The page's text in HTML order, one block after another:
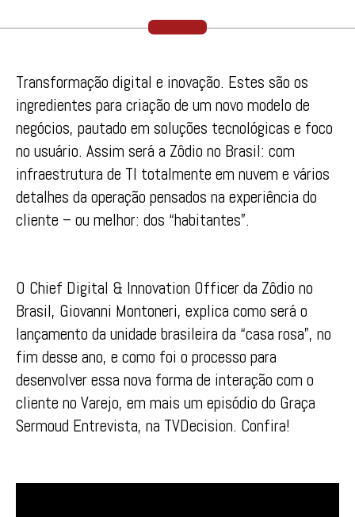
Transformação digital e inovação. Estes são os
ingredientes para criação de um novo modelo de
negócios, pautado em soluções tecnológicas e foco
no usuário. Assim será a Zôdio no Brasil: com
infraestrutura de TI totalmente em nuvem e vários
detalhes da operação pensados na experiência do
cliente – ou melhor: dos “habitantes”.
O Chief Digital & Innovation Officer da Zôdio no
Brasil, Giovanni Montoneri, explica como será o
lançamento da unidade brasileira da “casa rosa”, no
fim desse ano, e como foi o processo para
desenvolver essa nova forma de interação com o
cliente no Varejo, em mais um episódio do Graça
Sermoud Entrevista, na TVDecision. Confira!